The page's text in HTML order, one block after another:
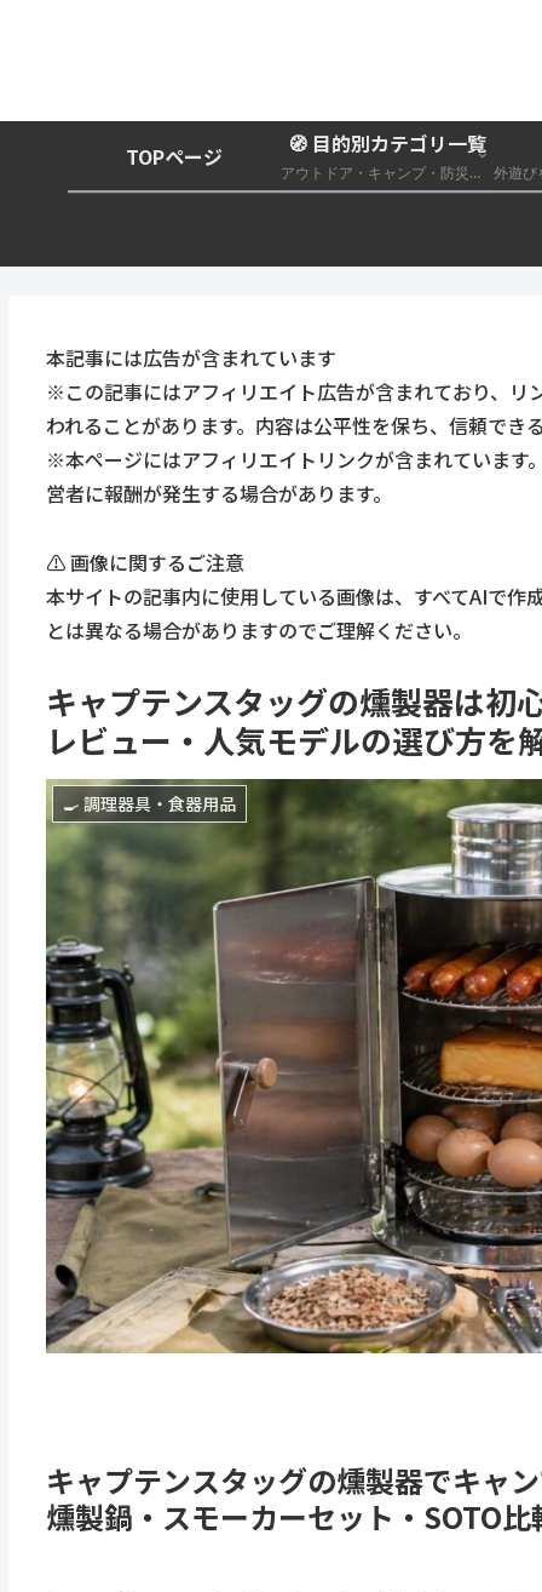
TOPページ 🧭 目的別カテゴリ一覧
アウトドア・キャンプ・防災グッズ総合まとめ
本記事には広告が含まれています
※この記事にはアフィリエイト広告が含まれており、
われることがあります。内容は公平性を保ち、信頼でき
※本ページにはアフィリエイトリンクが含まれています
営者に報酬が発生する場合があります。
⚠️ 画像に関するご注意
本サイトの記事内に使用している画像は、すべてAIで
とは異なる場合がありますのでご理解ください。
キャプテンスタッグの燻製器は初
レビュー・人気モデルの選び方を
🍳 調理器具・食器用品
キャプテンスタッグの燻製器でキャ
燻製鍋・スモーカーセット・SOTO